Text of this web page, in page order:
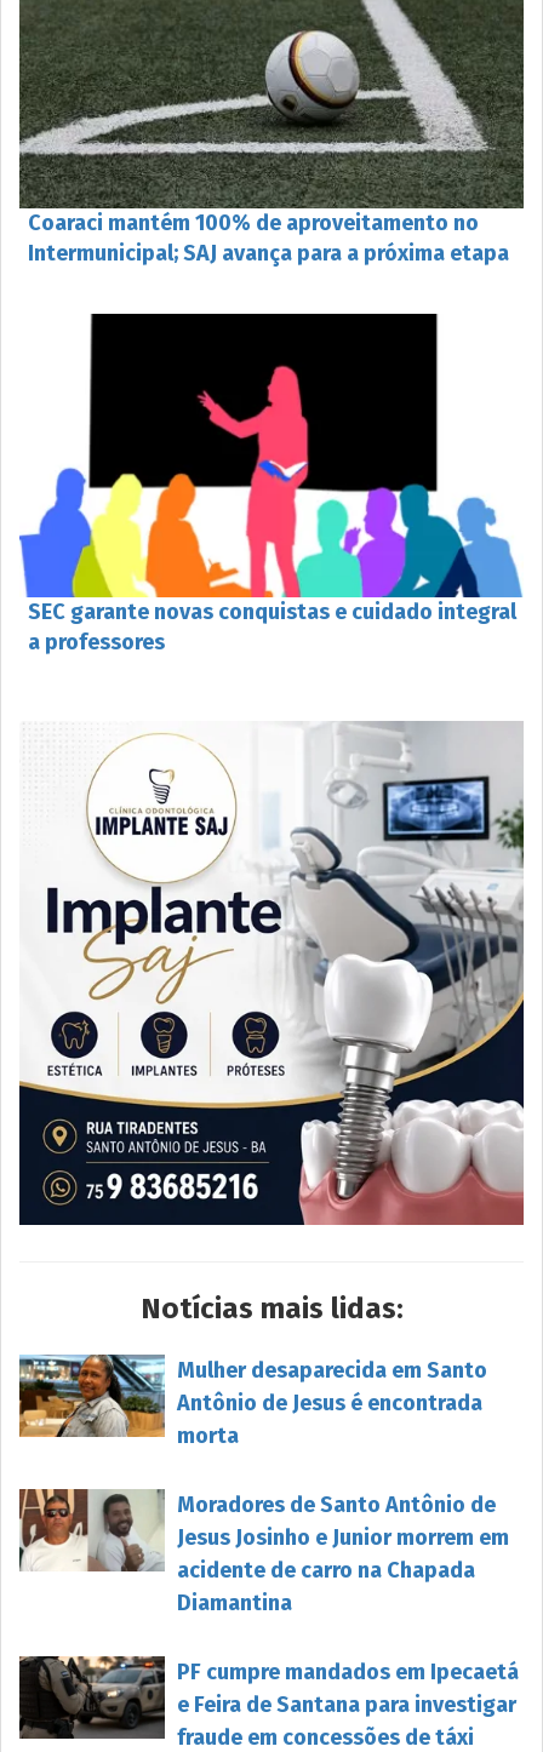
Coaraci mantém 100% de aproveitamento no
Intermunicipal; SAJ avança para a próxima etapa
SEC garante novas conquistas e cuidado integral
a professores
Notícias mais lidas:
Mulher desaparecida em Santo
Antônio de Jesus é encontrada
morta
Moradores de Santo Antônio de
Jesus Josinho e Junior morrem em
acidente de carro na Chapada
Diamantina
PF cumpre mandados em Ipecaetá
e Feira de Santana para investigar
fraude em concessões de táxi